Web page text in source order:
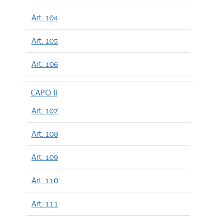
Art. 104
Art. 105
Art. 106
CAPO II
Art. 107
Art. 108
Art. 109
Art. 110
Art. 111